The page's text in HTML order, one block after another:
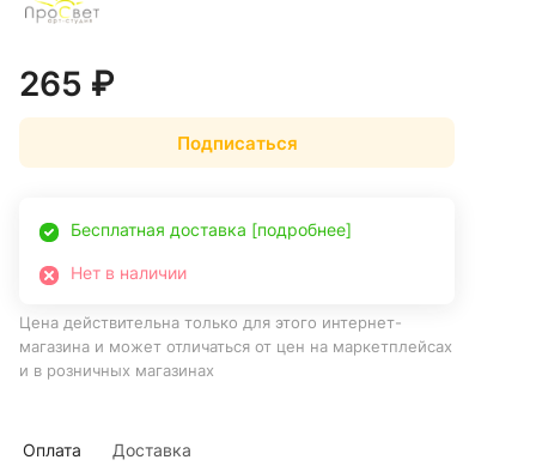
265 ₽
Подписаться
Бесплатная доставка [подробнее]
Нет в наличии
Цена действительна только для этого интернет-
магазина и может отличаться от цен на маркетплейсах
и в розничных магазинах
Оплата Доставка